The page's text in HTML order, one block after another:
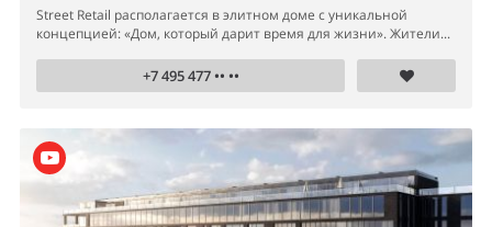
Street Retail располагается в элитном доме с уникальной
концепцией: «Дом, который дарит время для жизни». Жители...
+7 495 477 •• ••